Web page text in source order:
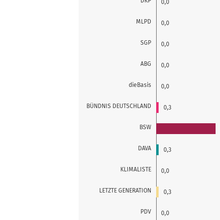
MLPD
SGP
ABG
dieBasis
BÜNDNIS DEUTSCHLAND
BSW
DAVA
KLIMALISTE
LETZTE GENERATION
PDV
0,0
0,0
0,0
0,0
0,0
0,3
0,3
0,0
0,3
0,0